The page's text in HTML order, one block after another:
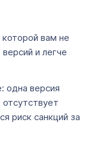
вам не
и легче
одна версия
риск санкций за